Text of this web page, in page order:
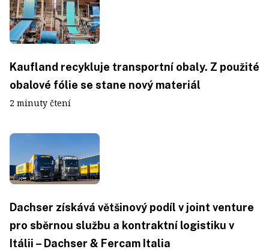
Kaufland recykluje transportní obaly. Z použité
obalové fólie se stane nový materiál
2 minuty čtení
Dachser získává většinový podíl v joint venture
pro sběrnou službu a kontraktní logistiku v
Itálii – Dachser & Fercam Italia